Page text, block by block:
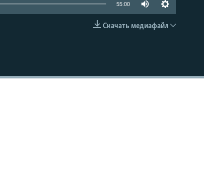
EMBED
55:00
Скачать медиафайл